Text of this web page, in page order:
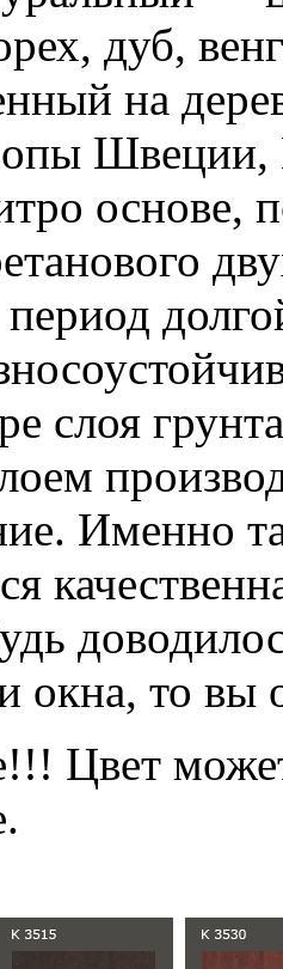
дуб,
на
основе,
слоя
Именно
окна, то вы
Цвет